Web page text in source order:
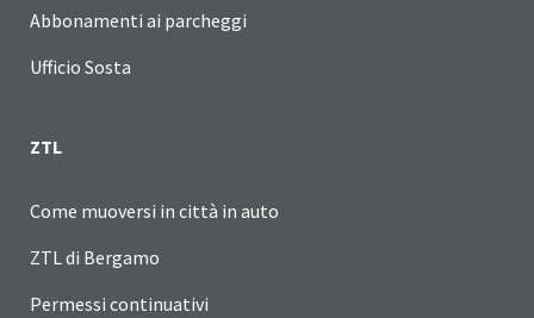
Abbonamenti ai parcheggi
Ufficio Sosta
ZTL
Come muoversi in città in auto
ZTL di Bergamo
Permessi continuativi